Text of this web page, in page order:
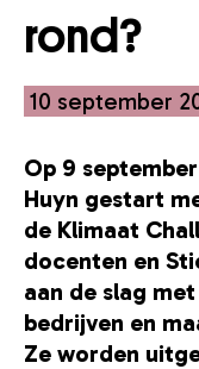
rond?
10 september
Op 9
Huyn gestart
de Klimaat
docenten en
aan de slag
bedrijven en
Ze worden